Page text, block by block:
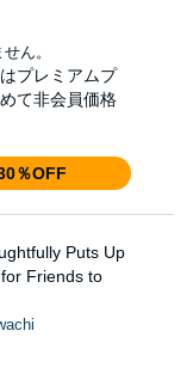
ん。
プレミアムプ
て非会員価格
％OFF
Puts Up
Friends to